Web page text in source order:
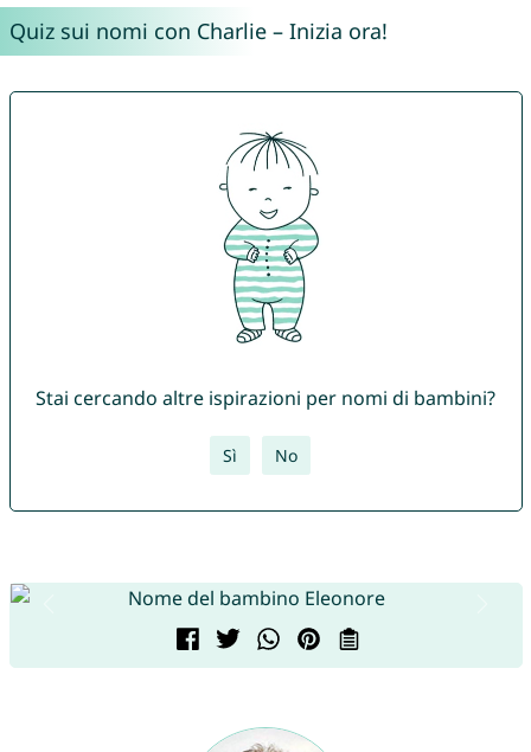
Quiz sui nomi con Charlie – Inizia ora!
Stai cercando altre ispirazioni per nomi di bambini?
Sì No